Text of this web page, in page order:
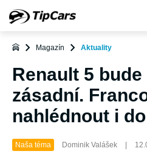
Magazín Aktuality
Renault 5
zásadní.
nahlédnout i
Naša téma Dominik Valášek